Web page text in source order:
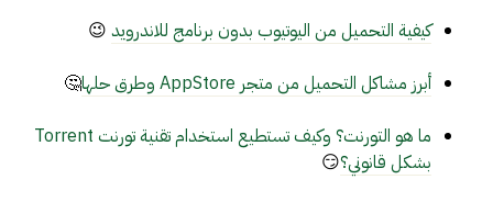
كيفية التحميل من اليوتيوب بدون برنامج للاندرويد 😉
أبرز مشاكل التحميل من متجر AppStore وطرق حلها
🤔
ما هو التورنت؟ وكيف تستطيع استخدام تقنية تورنت Torrent
بشكل قانوني؟😏